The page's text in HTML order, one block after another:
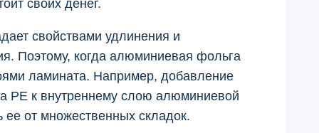
своих денег.
свойствами удлинения и
Поэтому, когда алюминиевая фольга
ламината. Например, добавление
PE к внутреннему слою алюминиевой
от множественных складок.